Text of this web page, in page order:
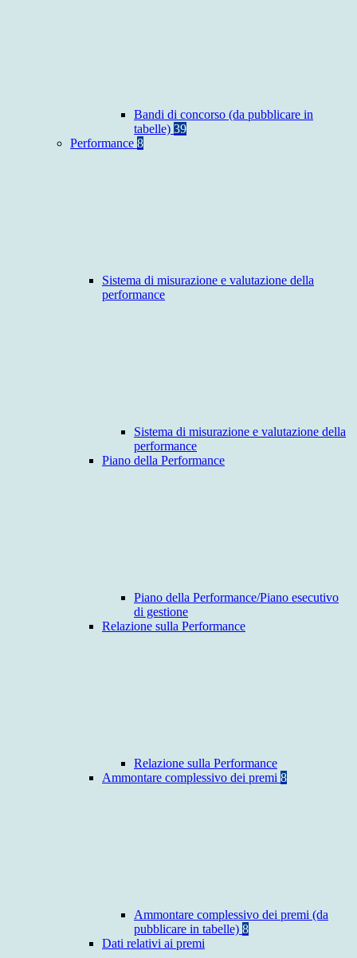
Bandi di concorso (da pubblicare in
tabelle) 39
Performance 8
Sistema di misurazione e valutazione della
performance
Sistema di misurazione e valutazione della
performance
Piano della Performance
Piano della Performance/Piano esecutivo
di gestione
Relazione sulla Performance
Relazione sulla Performance
Ammontare complessivo dei premi 8
Ammontare complessivo dei premi (da
pubblicare in tabelle) 8
Dati relativi ai premi